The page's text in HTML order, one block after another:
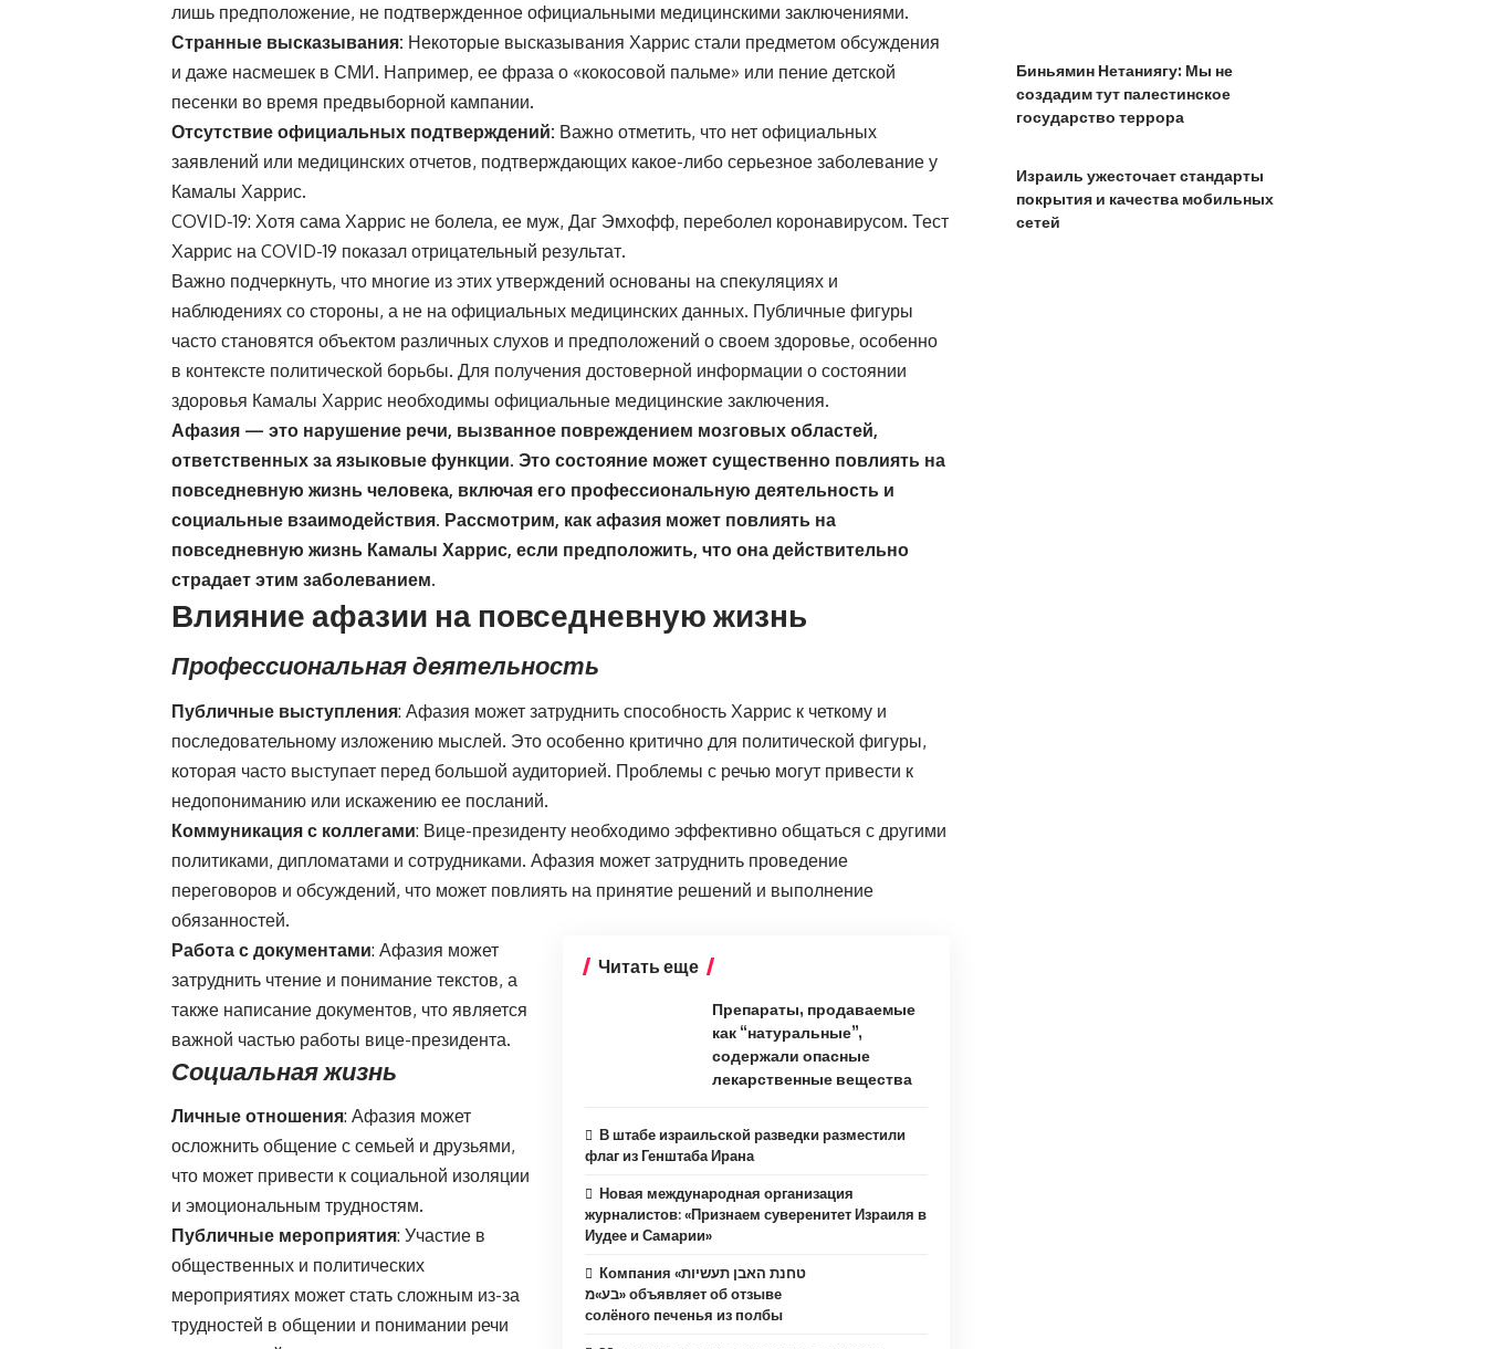
лишь предположение, не подтвержденное официальными медицинскими заключениями.
Странные высказывания: Некоторые высказывания Харрис стали предметом обсуждения
и даже насмешек в СМИ. Например, ее фраза о «кокосовой пальме» или пение детской
песенки во время предвыборной кампании.
Отсутствие официальных подтверждений: Важно отметить, что нет официальных
заявлений или медицинских отчетов, подтверждающих какое-либо серьезное заболевание у
Камалы Харрис.
COVID-19: Хотя сама Харрис не болела, ее муж, Даг Эмхофф, переболел коронавирусом. Тест
Харрис на COVID-19 показал отрицательный результат.
Важно подчеркнуть, что многие из этих утверждений основаны на спекуляциях и
наблюдениях со стороны, а не на официальных медицинских данных. Публичные фигуры
часто становятся объектом различных слухов и предположений о своем здоровье, особенно
в контексте политической борьбы. Для получения достоверной информации о состоянии
здоровья Камалы Харрис необходимы официальные медицинские заключения.
Афазия — это нарушение речи, вызванное повреждением мозговых областей,
ответственных за языковые функции. Это состояние может существенно повлиять на
повседневную жизнь человека, включая его профессиональную деятельность и
социальные взаимодействия. Рассмотрим, как афазия может повлиять на
повседневную жизнь Камалы Харрис, если предположить, что она действительно
страдает этим заболеванием.
Влияние афазии на повседневную жизнь
Профессиональная деятельность
Публичные выступления: Афазия может затруднить способность Харрис к четкому и
последовательному изложению мыслей. Это особенно критично для политической фигуры,
которая часто выступает перед большой аудиторией. Проблемы с речью могут привести к
недопониманию или искажению ее посланий.
Коммуникация с коллегами: Вице-президенту необходимо эффективно общаться с другими
политиками, дипломатами и сотрудниками. Афазия может затруднить проведение
переговоров и обсуждений, что может повлиять на принятие решений и выполнение
обязанностей.
Читать еще
Препараты, продаваемые
как “натуральные”,
содержали опасные
лекарственные вещества
В штабе израильской разведки разместили
флаг из Генштаба Ирана
Новая международная организация
журналистов: «Признаем суверенитет Израиля в
Иудее и Самарии»
Компания «טחנת האבן תעשיות
בע»מ» объявляет об отзыве
солёного печенья из полбы
Работа с документами: Афазия может
затруднить чтение и понимание текстов, а
также написание документов, что является
важной частью работы вице-президента.
Социальная жизнь
Личные отношения: Афазия может
осложнить общение с семьей и друзьями,
что может привести к социальной изоляции
и эмоциональным трудностям.
Публичные мероприятия: Участие в
общественных и политических
мероприятиях может стать сложным из-за
трудностей в общении и понимании речи
Биньямин Нетаниягу: Мы не
создадим тут палестинское
государство террора
Израиль ужесточает стандарты
покрытия и качества мобильных
сетей